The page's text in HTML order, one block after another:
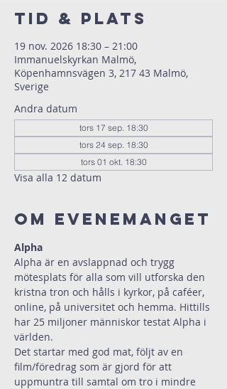
Tid & Plats
19 nov. 2026 18:30 – 21:00
Immanuelskyrkan Malmö,
Köpenhamnsvägen 3, 217 43 Malmö,
Sverige
Andra datum
tors 17 sep. 18:30
tors 24 sep. 18:30
tors 01 okt. 18:30
Visa alla 12 datum
Om evenemanget
Alpha
Alpha är en avslappnad och trygg
mötesplats för alla som vill utforska den
kristna tron och hålls i kyrkor, på caféer,
online, på universitet och hemma. Hittills
har 25 miljoner människor testat Alpha i
världen.
Det startar med god mat, följt av en
film/föredrag som är gjord för att
uppmuntra till samtal om tro i mindre